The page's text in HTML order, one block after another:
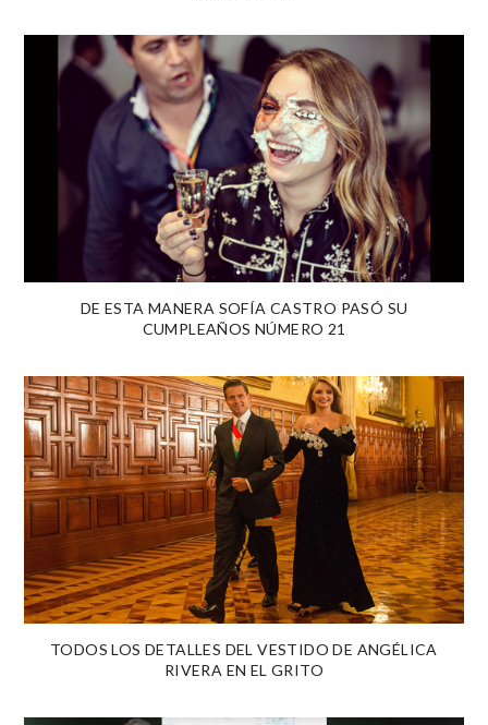
DE ESTA MANERA SOFÍA CASTRO PASÓ SU
CUMPLEAÑOS NÚMERO 21
TODOS LOS DETALLES DEL VESTIDO DE ANGÉLICA
RIVERA EN EL GRITO